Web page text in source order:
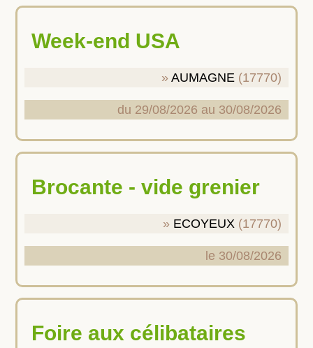
Week-end USA
AUMAGNE (17770)
du 29/08/2026 au 30/08/2026
brocante - vide grenier
ECOYEUX (17770)
le 30/08/2026
Foire aux célibataires